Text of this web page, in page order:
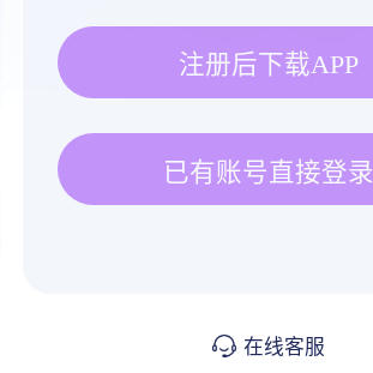
注册后下载APP
已有账号直接登录
在线客服